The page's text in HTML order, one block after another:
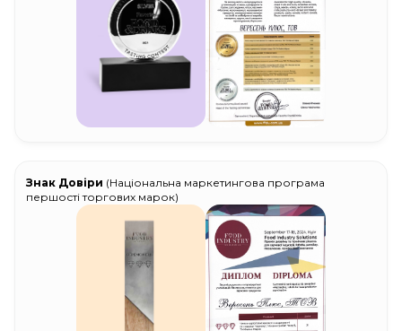
Знак Довіри (Національна маркетингова програма
першості торгових марок)